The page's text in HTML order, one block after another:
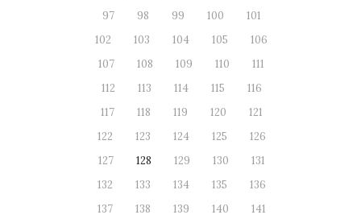
97
98 99 100
101
102
103 104 105
106
107
108 109 110
111
112
113 114 115
116
117
118 119 120
121
122
123 124 125
126
127
128 129 130
131
132
133 134 135
136
137
138 139 140
141